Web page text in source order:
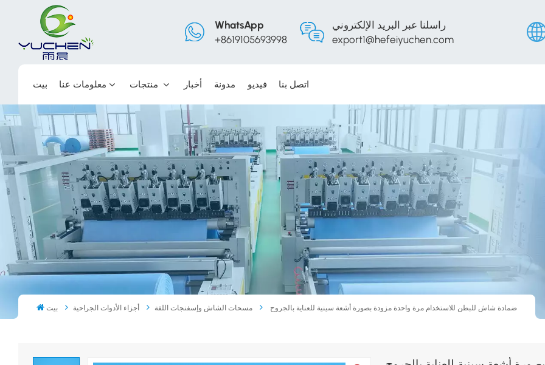
WhatsApp
+8619105693998
راسلنا عبر البريد الإلكتروني
export1@hefeiyuchen.com
عربي
بيت معلومات عنا أخبار مدونة فيديو اتصل بنا
بيت أجزاء الأدوات الجراحية مسحات الشاش وإسفنجات اللفة ضمادة شاش للبطن للاستخدام مرة واحدة مزودة بصورة أشعة سينية للعناية بالجروح